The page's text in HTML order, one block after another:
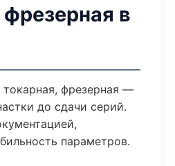
в
токарная, фрезерная —
до сдачи серий.
параметров.